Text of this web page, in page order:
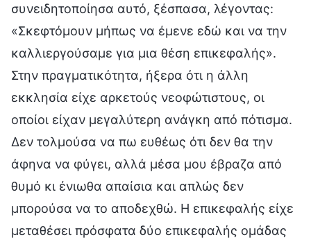
συνειδητοποίησα αυτό, ξέσπασα, λέγοντας:
«Σκεφτόμουν μήπως να έμενε εδώ και να την
καλλιεργούσαμε για μια θέση επικεφαλής».
Στην πραγματικότητα, ήξερα ότι η άλλη
εκκλησία είχε αρκετούς νεοφώτιστους, οι
οποίοι είχαν μεγαλύτερη ανάγκη από πότισμα.
Δεν τολμούσα να πω ευθέως ότι δεν θα την
άφηνα να φύγει, αλλά μέσα μου έβραζα από
θυμό κι ένιωθα απαίσια και απλώς δεν
μπορούσα να το αποδεχθώ. Η επικεφαλής είχε
μεταθέσει πρόσφατα δύο επικεφαλής ομάδας